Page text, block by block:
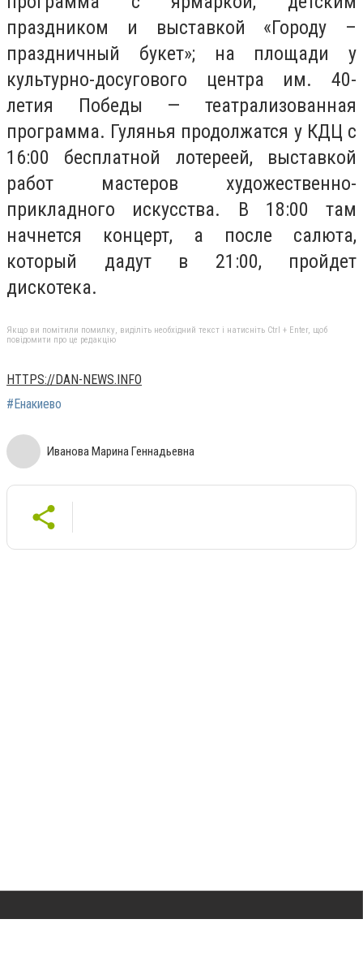
праздником и выставкой «Городу –
праздничный букет»; на площади у
культурно-досугового центра им. 40-
летия Победы — театрализованная
программа. Гулянья продолжатся у КДЦ с
16:00 бесплатной лотереей, выставкой
работ мастеров художественно-
прикладного искусства. В 18:00 там
начнется концерт, а после салюта,
который дадут в 21:00, пройдет
дискотека.
Якщо ви помітили помилку, виділіть необхідний текст і натисніть Ctrl + Enter, щоб
повідомити про це редакцію
HTTPS://DAN-NEWS.INFO
#Енакиево
Иванова Марина Геннадьевна